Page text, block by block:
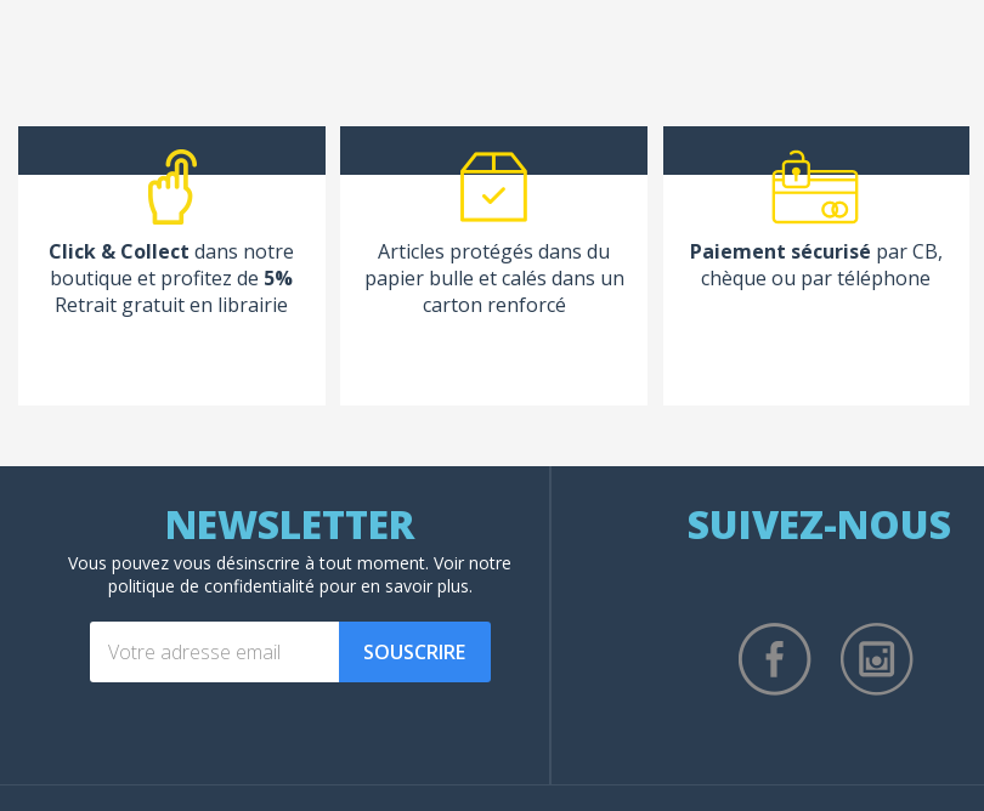
Click & Collect dans notre
boutique et profitez de 5%
Retrait gratuit en librairie
Articles protégés dans du
papier bulle et calés dans un
carton renforcé
Paiement sécurisé par CB,
chèque ou par téléphone
Vous pouvez vous désinscrire à tout moment. Voirnotre
politique de confidentialité pour en savoir plus.
SOUSCRIRE
SUIVEZ-NOUS